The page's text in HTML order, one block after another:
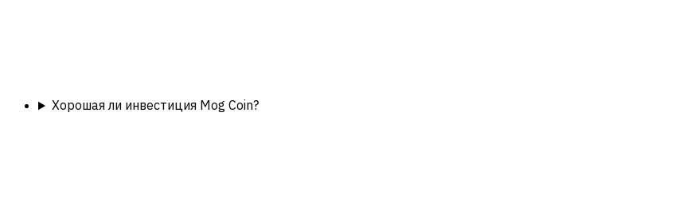
Хорошая ли инвестиция Mog Coin?